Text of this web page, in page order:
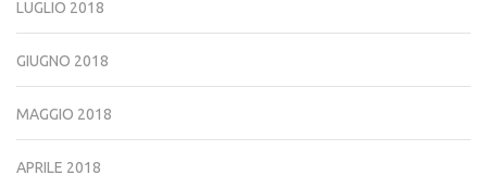
LUGLIO 2018
GIUGNO 2018
MAGGIO 2018
APRILE 2018